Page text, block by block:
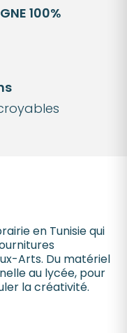
100%
en Tunisie qui
Arts. Du matériel
au lycée, pour
la créativité.